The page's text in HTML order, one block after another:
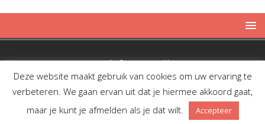
Copyright © 2019 Spreekbuis
Deze website maakt gebruik van cookies om uw ervaring te
verbeteren. We gaan ervan uit dat je hiermee akkoord gaat,
maar je kunt je afmelden als je dat wilt.
Accepteer